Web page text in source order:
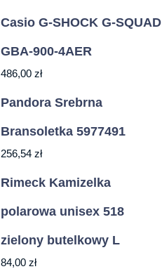
Casio G-SHOCK G-SQUAD
GBA-900-4AER
486,00 zł
Pandora Srebrna
Bransoletka 5977491
256,54 zł
Rimeck Kamizelka
polarowa unisex 518
zielony butelkowy L
84,00 zł